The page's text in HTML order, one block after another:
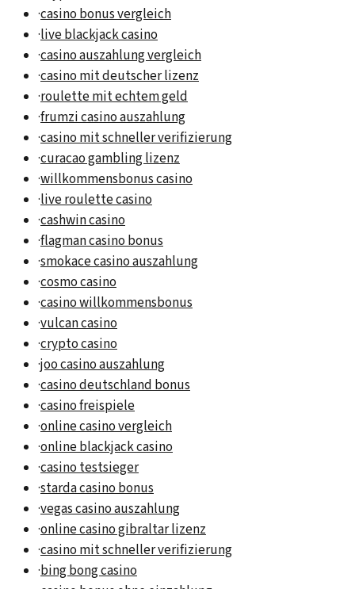
·casino bonus vergleich
·live blackjack casino
·casino auszahlung vergleich
·casino mit deutscher lizenz
·roulette mit echtem geld
·frumzi casino auszahlung
·casino mit schneller verifizierung
·curacao gambling lizenz
·willkommensbonus casino
·live roulette casino
·cashwin casino
·flagman casino bonus
·smokace casino auszahlung
·cosmo casino
·casino willkommensbonus
·vulcan casino
·crypto casino
·joo casino auszahlung
·casino deutschland bonus
·casino freispiele
·online casino vergleich
·online blackjack casino
·casino testsieger
·starda casino bonus
·vegas casino auszahlung
·online casino gibraltar lizenz
·casino mit schneller verifizierung
·bing bong casino